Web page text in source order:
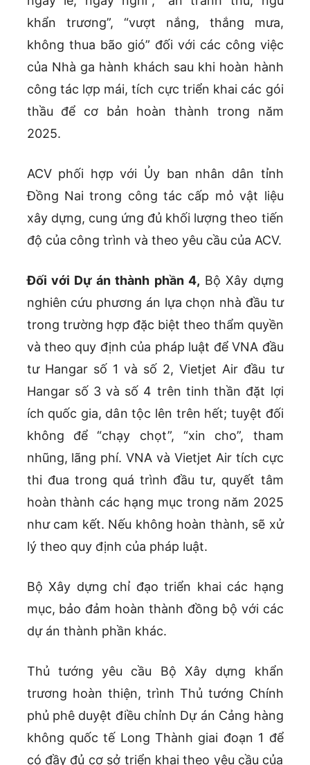
khẩn trương”, “vượt nắng, thắng mưa,
không thua bão gió” đối với các công việc
của Nhà ga hành khách sau khi hoàn hành
công tác lợp mái, tích cực triển khai các gói
thầu để cơ bản hoàn thành trong năm
2025.
ACV phối hợp với Ủy ban nhân dân tỉnh
Đồng Nai trong công tác cấp mỏ vật liệu
xây dựng, cung ứng đủ khối lượng theo tiến
độ của công trình và theo yêu cầu của ACV.
Đối với Dự án thành phần 4, Bộ Xây dựng
nghiên cứu phương án lựa chọn nhà đầu tư
trong trường hợp đặc biệt theo thẩm quyền
và theo quy định của pháp luật để VNA đầu
tư Hangar số 1 và số 2, Vietjet Air đầu tư
Hangar số 3 và số 4 trên tinh thần đặt lợi
ích quốc gia, dân tộc lên trên hết; tuyệt đối
không để “chạy chọt”, “xin cho”, tham
nhũng, lãng phí. VNA và Vietjet Air tích cực
thi đua trong quá trình đầu tư, quyết tâm
hoàn thành các hạng mục trong năm 2025
như cam kết. Nếu không hoàn thành, sẽ xử
lý theo quy định của pháp luật.
Bộ Xây dựng chỉ đạo triển khai các hạng
mục, bảo đảm hoàn thành đồng bộ với các
dự án thành phần khác.
Thủ tướng yêu cầu Bộ Xây dựng khẩn
trương hoàn thiện, trình Thủ tướng Chính
phủ phê duyệt điều chỉnh Dự án Cảng hàng
không quốc tế Long Thành giai đoạn 1 để
có đầy đủ cơ sở triển khai theo yêu cầu của